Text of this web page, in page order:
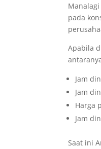
pada
Apabila
Jam
Jam
Harga
Jam
Saat ini